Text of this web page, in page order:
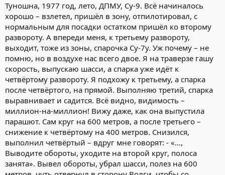
Туношна, 1977 год, лето, ДПМУ, Су-9. Всё начиналось
хорошо – взлетел, пришёл в зону, отпилотировал, с
нормальным для посадки остатком пришёл ко второму
развороту. А впереди меня, к третьему развороту,
выходит, тоже из зоны, спарочка Су-7у. Уж почему – не
помню, но в воздухе нас всего двое. Я на траверзе гашу
скорость, выпускаю шасси, а спарка уже идёт к
четвёртому развороту. Я подхожу к третьему, а спарка
после четвёртого, на прямой. Выполняю третий, спарка
выравнивает и садится. Всё видно, видимость –
миллион-на-миллион! Вижу даже, как она выпустила
парашют. Сам круг на 600 метров, а после третьего –
снижение к четвёртому на 400 метров. Снизился,
выполнил четвёртый – вдруг мне говорят: - «…,
Выводите обороты, уходите на второй круг, полоса
занята». Вывел обороты, убрал шасси, полез на 600